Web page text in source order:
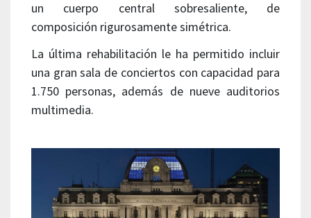
un cuerpo central sobresaliente, de
composición rigurosamente simétrica.
La última rehabilitación le ha permitido incluir
una gran sala de conciertos con capacidad para
1.750 personas, además de nueve auditorios
multimedia.